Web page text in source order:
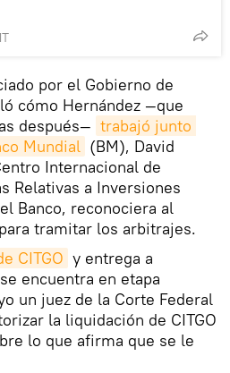
por el Gobierno de
cómo Hernández —que
después— trabajó junto
Mundial (BM), David
Internacional de
Relativas a Inversiones
Banco, reconociera al
tramitar los arbitrajes.
CITGO y entrega a
encuentra en etapa
un juez de la Corte Federal
la liquidación de CITGO
lo que afirma que se le